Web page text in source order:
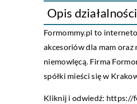
Opis działalności
Formommy.pl to
akcesoriów dla mam
niemowlęcą. Firma
spółki mieści się w
Kliknij i odwiedź: https://